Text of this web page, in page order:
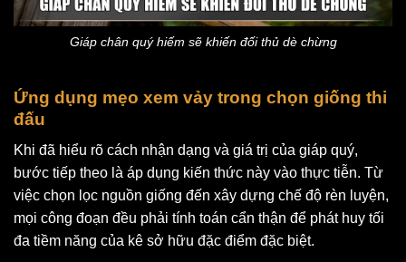
Giáp chân quý hiếm sẽ khiến đối thủ dè chừng
Ứng dụng mẹo xem vảy trong chọn giống thi
đấu
Khi đã hiểu rõ cách nhận dạng và giá trị của giáp quý,
bước tiếp theo là áp dụng kiến thức này vào thực tiễn. Từ
việc chọn lọc nguồn giống đến xây dựng chế độ rèn luyện,
mọi công đoạn đều phải tính toán cẩn thận để phát huy tối
đa tiềm năng của kê sở hữu đặc điểm đặc biệt.